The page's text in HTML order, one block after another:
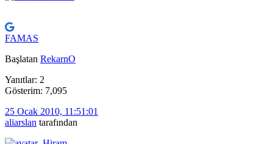
FAMAS
Başlatan RekarnO
Yanıtlar: 2
Gösterim: 7,095
25 Ocak 2010, 11:51:01
aliarslan tarafından